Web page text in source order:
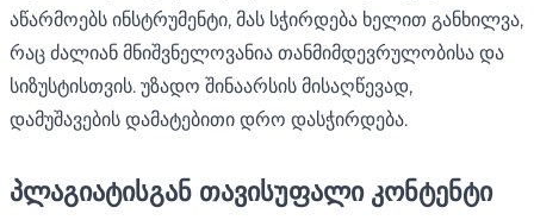
აწარმოებს ინსტრუმენტი, მას სჭირდება ხელით განხილვა,
რაც ძალიან მნიშვნელოვანია თანმიმდევრულობისა და
სიზუსტისთვის. უზადო შინაარსის მისაღწევად,
დამუშავების დამატებითი დრო დასჭირდება.
პლაგიატისგან თავისუფალი კონტენტი